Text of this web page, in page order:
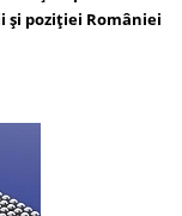
poziției României